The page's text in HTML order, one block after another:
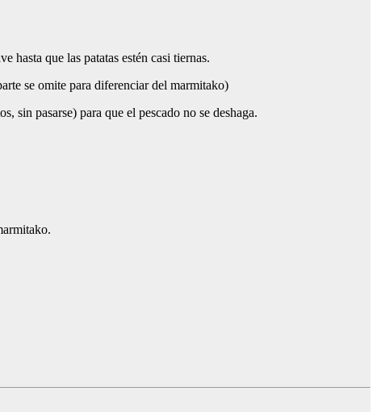
hasta que las patatas estén casi tiernas.
se omite para diferenciar del marmitako)
sin pasarse) para que el pescado no se deshaga.